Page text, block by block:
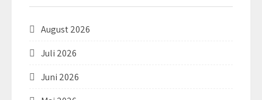
August 2026
Juli 2026
Juni 2026